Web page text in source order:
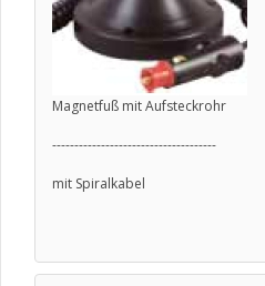
Magnetfuß mit Aufsteckrohr
-------------------------------------
mit Spiralkabel